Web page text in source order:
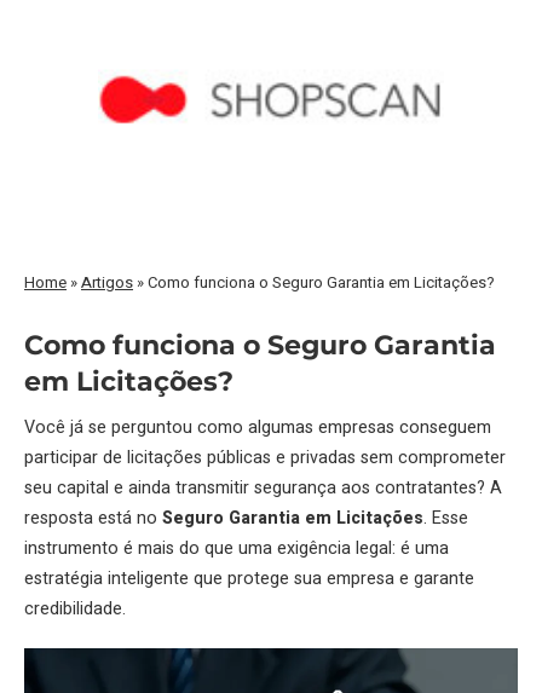
Home »Artigos »Como funciona o Seguro Garantia em Licitações?
Como funciona o Seguro Garantia
em Licitações?
Você já se perguntou como algumas empresas conseguem
participar de licitações públicas e privadas sem comprometer
seu capital e ainda transmitir segurança aos contratantes? A
resposta está no Seguro Garantia em Licitações. Esse
instrumento é mais do que uma exigência legal: é uma
estratégia inteligente que protege sua empresa e garante
credibilidade.